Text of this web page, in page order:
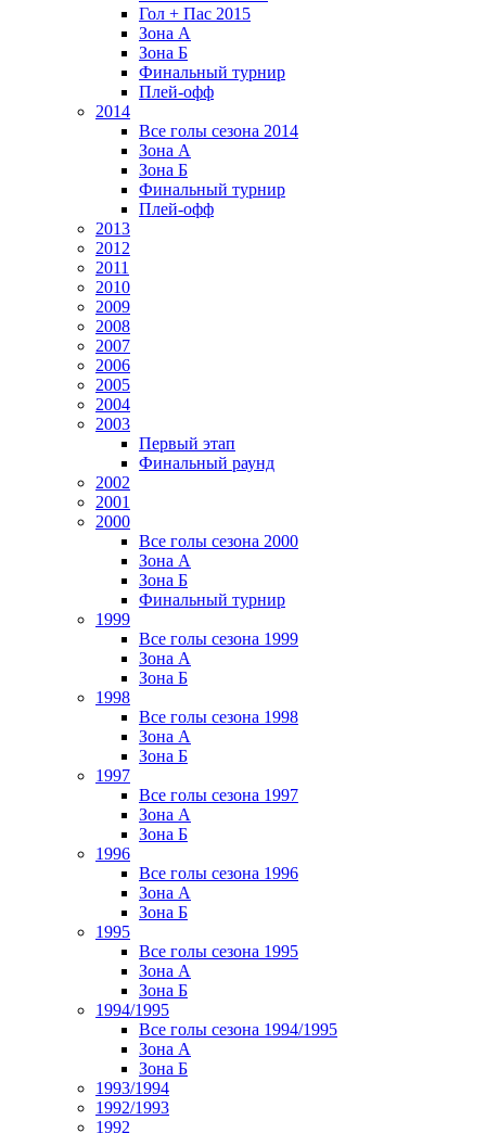
Гол + Пас 2015
Зона А
Зона Б
Финальный турнир
Плей-офф
2014
Все голы сезона 2014
Зона А
Зона Б
Финальный турнир
Плей-офф
2013
2012
2011
2010
2009
2008
2007
2006
2005
2004
2003
Первый этап
Финальный раунд
2002
2001
2000
Все голы сезона 2000
Зона А
Зона Б
Финальный турнир
1999
Все голы сезона 1999
Зона А
Зона Б
1998
Все голы сезона 1998
Зона А
Зона Б
1997
Все голы сезона 1997
Зона А
Зона Б
1996
Все голы сезона 1996
Зона А
Зона Б
1995
Все голы сезона 1995
Зона А
Зона Б
1994/1995
Все голы сезона 1994/1995
Зона А
Зона Б
1993/1994
1992/1993
1992